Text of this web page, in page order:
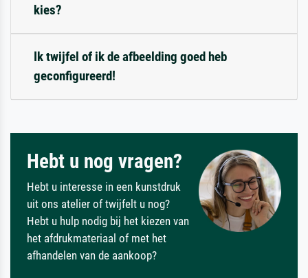
kies?
Ik twijfel of ik de afbeelding goed heb
geconfigureerd!
Hebt u nog vragen?
Hebt u interesse in een kunstdruk
uit ons atelier of twijfelt u nog?
Hebt u hulp nodig bij het kiezen van
het afdrukmateriaal of met het
afhandelen van de aankoop?